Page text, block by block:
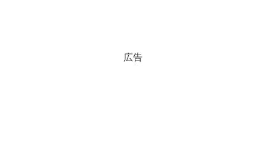
広告